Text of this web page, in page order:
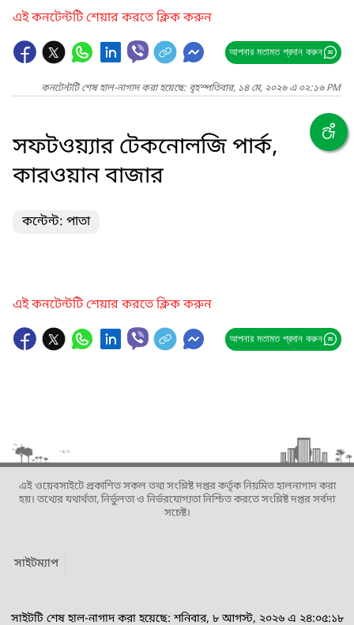
এই কনটেন্টটি শেয়ার করতে ক্লিক করুন
আপনার মতামত প্রদান করুন
কনটেন্টটি শেষ হাল-নাগাদ করা হয়েছে: বৃহস্পতিবার, ১৪ মে, ২০২৬ এ ০২:১৬ PM
সফটওয়্যার টেকনোলজি পার্ক,
কারওয়ান বাজার
কন্টেন্ট: পাতা
এই কনটেন্টটি শেয়ার করতে ক্লিক করুন
আপনার মতামত প্রদান করুন
এই ওয়েবসাইটে প্রকাশিত সকল তথ্য সংশ্লিষ্ট দপ্তর কর্তৃক নিয়মিত হালনাগাদ করা
হয়। তথ্যের যথার্থতা, নির্ভুলতা ও নির্ভরযোগ্যতা নিশ্চিত করতে সংশ্লিষ্ট দপ্তর সর্বদা
সচেষ্ট।
সাইটম্যাপ
সাইটটি শেষ হাল-নাগাদ করা হয়েছে: শনিবার, ৮ আগস্ট, ২০২৬ এ ২৪:০৫:১৮